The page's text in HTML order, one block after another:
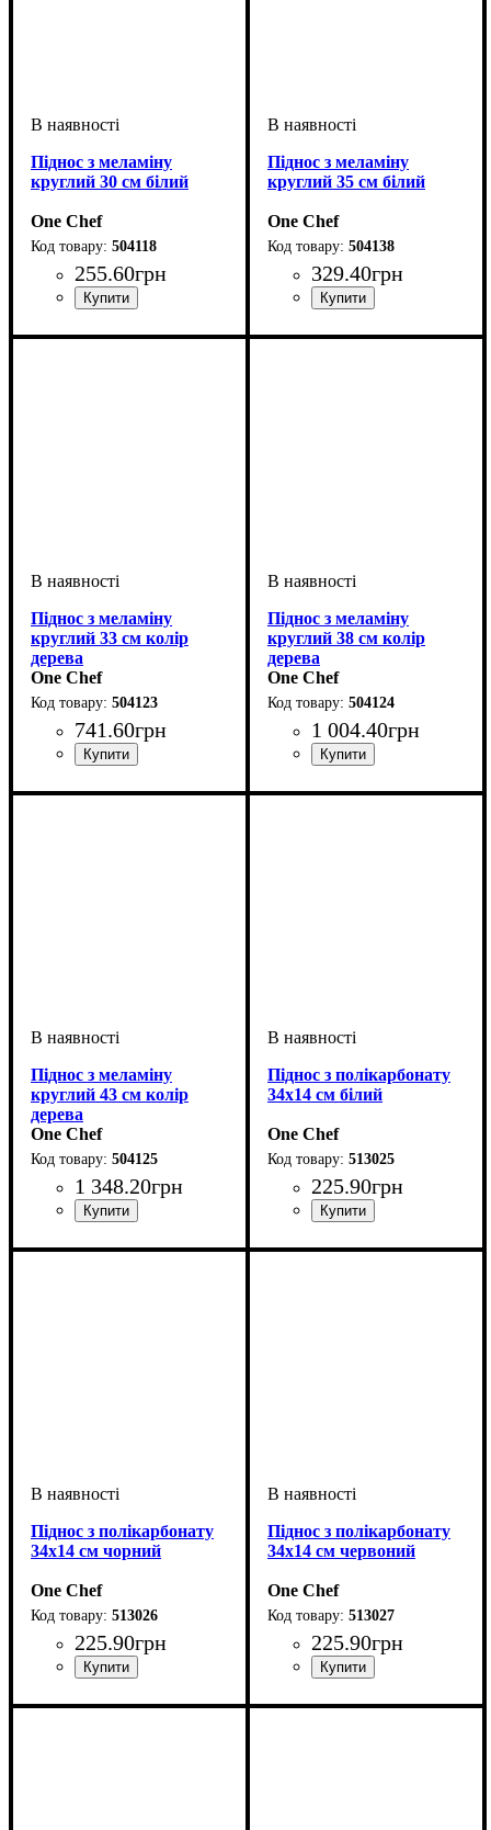
Піднос з меламіну
круглий 30 см білий
One Chef
504118
255.60грн
Піднос з меламіну
круглий 35 см білий
One Chef
504138
329.40грн
Піднос з меламіну
круглий 33 см колір
дерева
One Chef
504123
741.60грн
Піднос з меламіну
круглий 38 см колір
дерева
One Chef
504124
1 004.40грн
Піднос з меламіну
круглий 43 см колір
дерева
One Chef
504125
1 348.20грн
Піднос з полікарбонату
34х14 см білий
One Chef
513025
225.90грн
Піднос з полікарбонату
34х14 см чорний
One Chef
513026
225.90грн
Піднос з полікарбонату
34х14 см червоний
One Chef
513027
225.90грн